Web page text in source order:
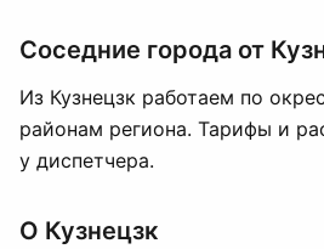
Соседние города от
Из Кузнецзк работаем по
районам региона. Тарифы и
у диспетчера.
О Кузнецзк